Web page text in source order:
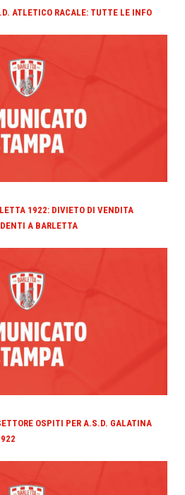
ATLETICO RACALE: TUTTE LE INFO
1922: DIVIETO DI VENDITA
A BARLETTA
OSPITI PER A.S.D. GALATINA